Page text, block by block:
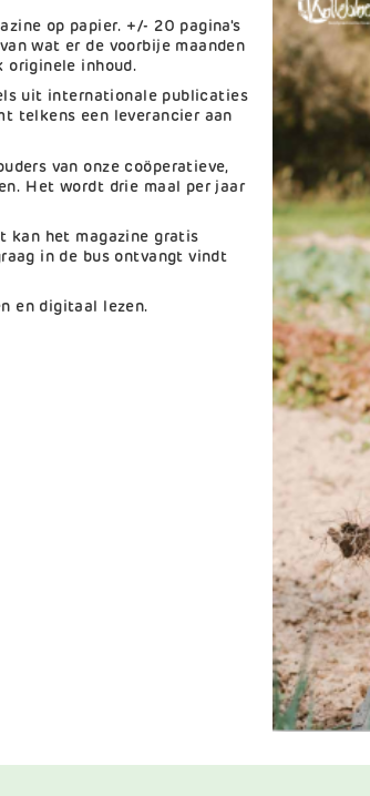
op papier. +/- 20 pagina's
wat er de voorbije maanden
originele inhoud.
uit internationale publicaties
telkens een leverancier aan
van onze coöperatieve,
Het wordt drie maal per jaar
kan het magazine gratis
in de bus ontvangt vindt
en digitaal lezen.